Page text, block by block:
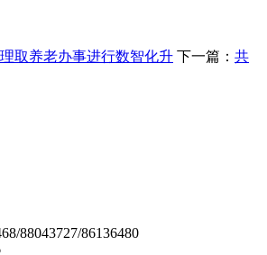
取养老办事进行数智化升 下一篇： 共
88043727/86136480